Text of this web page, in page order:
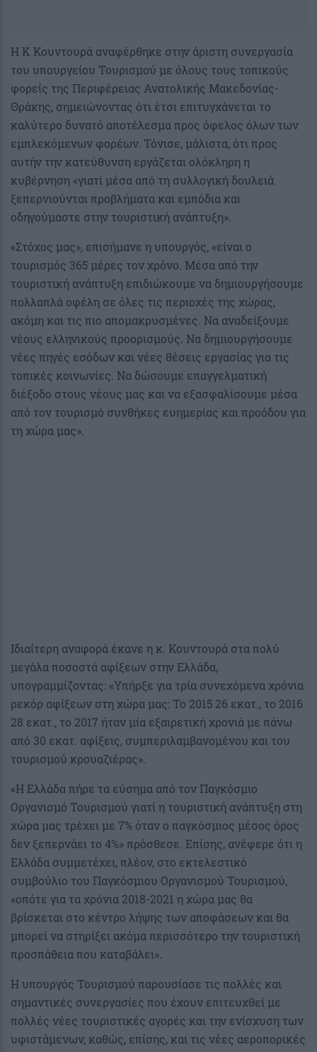
Η Κ Κουντουρά αναφέρθηκε στην άριστη συνεργασία
του υπουργείου Τουρισμού με όλους τους τοπικούς
φορείς της Περιφέρειας Ανατολικής Μακεδονίας-
Θράκης, σημειώνοντας ότι έτσι επιτυγχάνεται το
καλύτερο δυνατό αποτέλεσμα προς όφελος όλων των
εμπλεκόμενων φορέων. Τόνισε, μάλιστα, ότι προς
αυτήν την κατεύθυνση εργάζεται ολόκληρη η
κυβέρνηση «γιατί μέσα από τη συλλογική δουλειά
ξεπερνιούνται προβλήματα και εμπόδια και
οδηγούμαστε στην τουριστική ανάπτυξη».
«Στόχος μας», επισήμανε η υπουργός, «είναι ο
τουρισμός 365 μέρες τον χρόνο. Μέσα από την
τουριστική ανάπτυξη επιδιώκουμε να δημιουργήσουμε
πολλαπλά οφέλη σε όλες τις περιοχές της χώρας,
ακόμη και τις πιο απομακρυσμένες. Να αναδείξουμε
νέους ελληνικούς προορισμούς. Να δημιουργήσουμε
νέες πηγές εσόδων και νέες θέσεις εργασίας για τις
τοπικές κοινωνίες. Να δώσουμε επαγγελματική
διέξοδο στους νέους μας και να εξασφαλίσουμε μέσα
από τον τουρισμό συνθήκες ευημερίας και προόδου για
τη χώρα μας».
Ιδιαίτερη αναφορά έκανε η κ. Κουντουρά στα πολύ
μεγάλα ποσοστά αφίξεων στην Ελλάδα,
υπογραμμίζοντας: «Υπήρξε για τρία συνεχόμενα χρόνια
ρεκόρ αφίξεων στη χώρα μας: Το 2015 26 εκατ., το 2016
28 εκατ., το 2017 ήταν μία εξαιρετική χρονιά με πάνω
από 30 εκατ. αφίξεις, συμπεριλαμβανομένου και του
τουρισμού κρουαζιέρας».
«Η Ελλάδα πήρε τα εύσημα από τον Παγκόσμιο
Οργανισμό Τουρισμού γιατί η τουριστική ανάπτυξη στη
χώρα μας τρέχει με 7% όταν ο παγκόσμιος μέσος όρος
δεν ξεπερνάει το 4%» πρόσθεσε. Επίσης, ανέφερε ότι η
Ελλάδα συμμετέχει, πλέον, στο εκτελεστικό
συμβούλιο του Παγκόσμιου Οργανισμού Τουρισμού,
«οπότε για τα χρόνια 2018-2021 η χώρα μας θα
βρίσκεται στο κέντρο λήψης των αποφάσεων και θα
μπορεί να στηρίξει ακόμα περισσότερο την τουριστική
προσπάθεια που καταβάλει».
Η υπουργός Τουρισμού παρουσίασε τις πολλές και
σημαντικές συνεργασίες που έχουν επιτευχθεί με
πολλές νέες τουριστικές αγορές και την ενίσχυση των
υφιστάμενων, καθώς, επίσης, και τις νέες αεροπορικές